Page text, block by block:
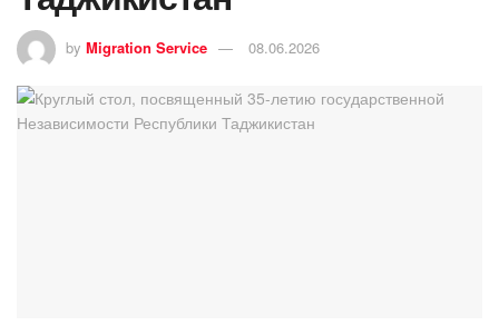
by Migration Service 08.06.2026